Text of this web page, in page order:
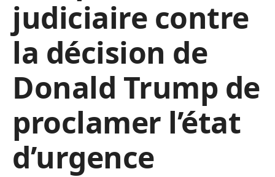
judiciaire contre
la décision de
Donald Trump de
proclamer l’état
d’urgence